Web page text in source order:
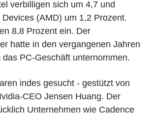
verbilligen sich um 4,7 und
(AMD) um 1,2 Prozent.
8,8 Prozent ein. Der
hatte in den vergangenen Jahren
PC-Geschäft unternommen.
indes gesucht - gestützt von
CEO Jensen Huang. Der
Unternehmen wie Cadence